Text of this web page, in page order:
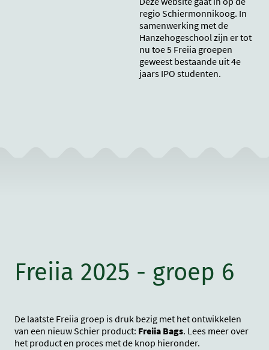
regio Schiermonnikoog. In
samenwerking met de
Hanzehogeschool zijn er tot
nu toe 5 Freiia groepen
geweest bestaande uit 4e
jaars IPO studenten.
Freiia 2025 - groep 6
De laatste Freiia groep is druk bezig met het ontwikkelen
van een nieuw Schier product: Freiia Bags. Lees meer over
het product en proces met de knop hieronder.